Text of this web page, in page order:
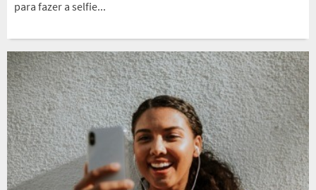
para fazer a selfie...